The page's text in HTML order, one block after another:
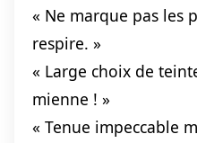
« Ne marque pas les
respire. »
« Large choix de
mienne ! »
« Tenue impeccable